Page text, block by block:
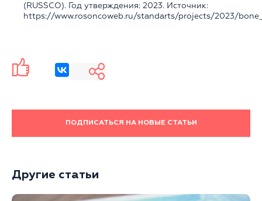
(RUSSCO). Год утверждения: 2023. Источник:
https://www.rosoncoweb.ru/standarts/projects/2023/
ПОДПИСАТЬСЯ НА НОВЫЕ СТАТЬИ
Другие статьи